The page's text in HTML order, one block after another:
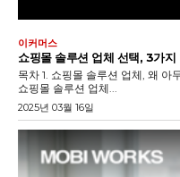
이커머스
쇼핑몰 솔루션 업체 선택, 3가
목차 1. 쇼핑몰 솔루션 업체, 왜 아무거나 고르면 안 될까요? 2. 99%가 모르는
쇼핑몰 솔루션 업체...
2025년 03월 16일